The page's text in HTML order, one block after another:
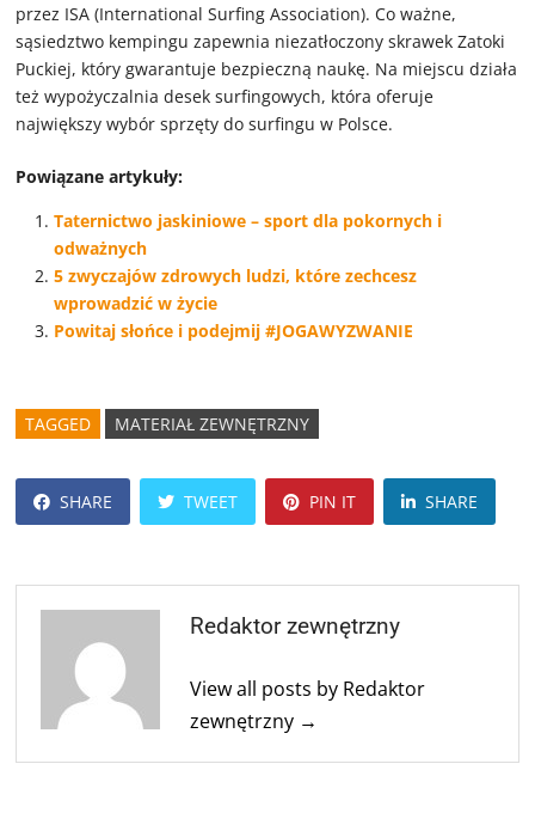
przez ISA (International Surfing Association). Co ważne,
sąsiedztwo kempingu zapewnia niezatłoczony skrawek Zatoki
Puckiej, który gwarantuje bezpieczną naukę. Na miejscu działa
też wypożyczalnia desek surfingowych, która oferuje
największy wybór sprzęty do surfingu w Polsce.
Powiązane artykuły:
Taternictwo jaskiniowe – sport dla pokornych i
odważnych
5 zwyczajów zdrowych ludzi, które zechcesz
wprowadzić w życie
Powitaj słońce i podejmij #JOGAWYZWANIE
TAGGED MATERIAŁ ZEWNĘTRZNY
SHARE TWEET PIN IT SHARE
Redaktor zewnętrzny
View all posts by Redaktor
zewnętrzny →